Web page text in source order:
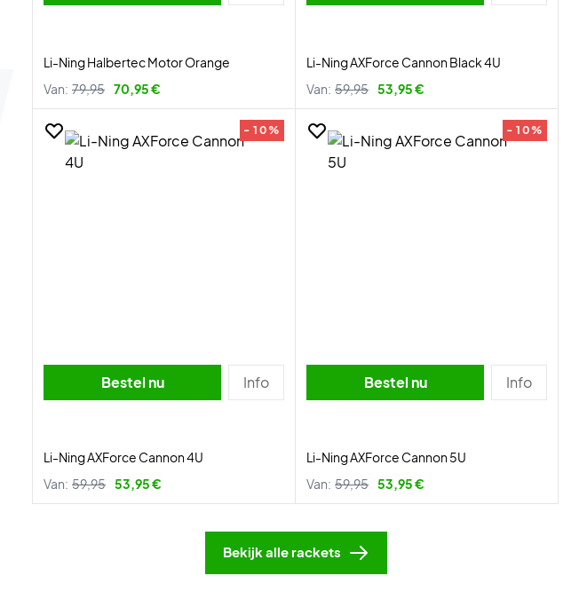
Li-Ning Halbertec Motor Orange
Van: 79,95 70,95 €
Li-Ning AXForce Cannon Black 4U
Van: 59,95 53,95 €
- 10%
Bestel nu Info
Li-Ning AXForce Cannon 4U
Van: 59,95 53,95 €
- 10%
Bestel nu Info
Li-Ning AXForce Cannon 5U
Van: 59,95 53,95 €
Bekijk alle rackets